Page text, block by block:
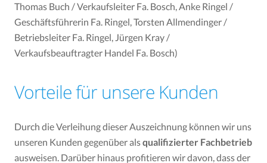
Thomas Buch / Verkaufsleiter Fa. Bosch, Anke Ringel /
Geschäftsführerin Fa. Ringel, Torsten Allmendinger /
Betriebsleiter Fa. Ringel, Jürgen Kray /
Verkaufsbeauftragter Handel Fa. Bosch)
Vorteile für unsere Kunden
Durch die Verleihung dieser Auszeichnung können wir uns
unseren Kunden gegenüber alsqualifizierter Fachbetrieb
ausweisen. Darüber hinaus profitieren wir davon, dass der